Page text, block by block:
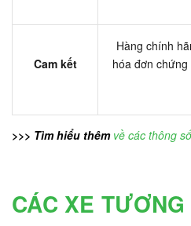
Cam kết
Hàng chính
hóa đơn
>>> Tìm hiểu thêm về các thông
CÁC XE